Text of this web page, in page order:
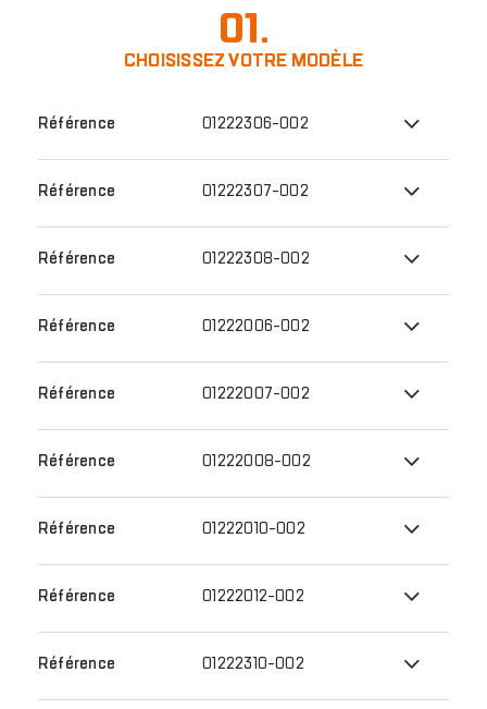
01.
CHOISISSEZ VOTRE MODÈLE
01222306-002
01222307-002
01222308-002
01222006-002
01222007-002
01222008-002
01222010-002
01222012-002
01222310-002